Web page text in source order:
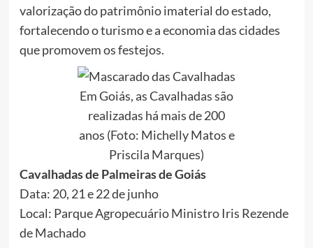
valorização do patrimônio imaterial do estado,
fortalecendo o turismo e a economia das cidades
que promovem os festejos.
Em Goiás, as Cavalhadas são
realizadas há mais de 200
anos (Foto: Michelly Matos e
Priscila Marques)
Cavalhadas de Palmeiras de Goiás
Data: 20, 21 e 22 de junho
Local: Parque Agropecuário Ministro Iris Rezende
de Machado